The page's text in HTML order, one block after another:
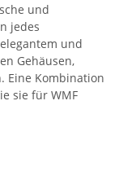
und
jedes
und
Gehäusen,
Eine Kombination
sie für WMF